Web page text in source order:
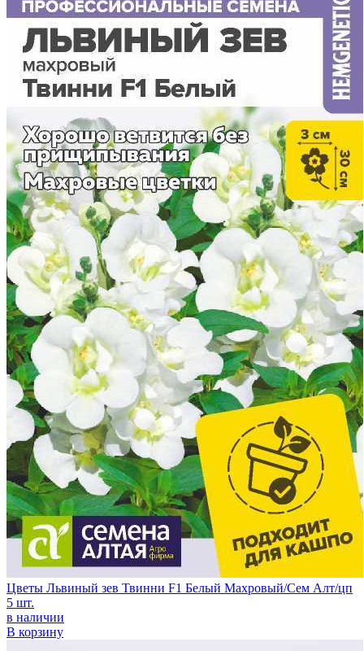
Цветы Львиный зев Твинни F1 Белый Махровый/Сем Алт/цп
5 шт.
в наличии
В корзину